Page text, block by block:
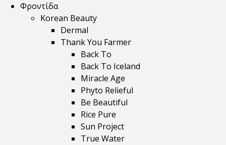
Φροντίδα
Korean Beauty
Dermal
Thank You Farmer
Back To
Back To Iceland
Miracle Age
Phyto Relieful
Be Beautiful
Rice Pure
Sun Project
True Water